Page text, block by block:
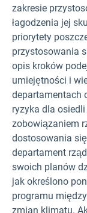
zakresie
łagodzenia jej
priorytety
przystosowania
opis kroków
umiejętności i
departamentach
ryzyka dla
zobowiązaniem
dostosowania
departament
swoich planów
jak określono
programu
zmian klimatu.